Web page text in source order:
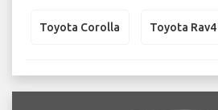
Toyota Corolla Toyota Rav4